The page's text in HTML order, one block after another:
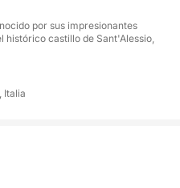
bajo las estrellas,
mar y su libertad.
en familia como
el Ferretti 730
por sus impresionantes
histórico castillo de Sant'Alessio,
Italia